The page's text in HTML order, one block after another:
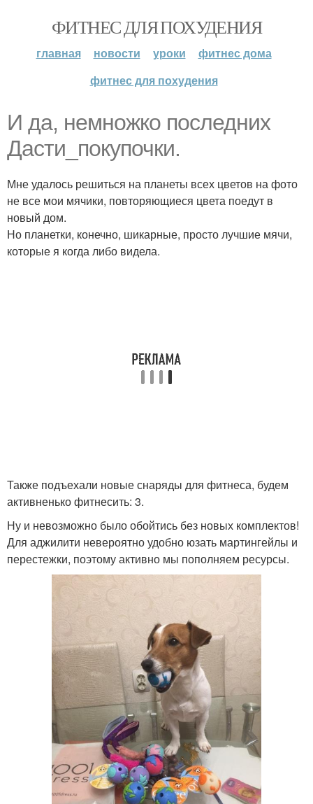
ФИТНЕС ДЛЯ ПОХУДЕНИЯ
главная новости уроки
фитнес дома
фитнес для похудения
И да, немножко последних
Дасти_покупочки.
Мне удалось решиться на планеты всех цветов на фото
не все мои мячики, повторяющиеся цвета поедут в
новый дом.
Но планетки, конечно, шикарные, просто лучшие мячи,
которые я когда либо видела.
Также подъехали новые снаряды для фитнеса, будем
активненько фитнесить: 3.
Ну и невозможно было обойтись без новых комплектов!
Для аджилити невероятно удобно юзать мартингейлы и
перестежки, поэтому активно мы пополняем ресурсы.